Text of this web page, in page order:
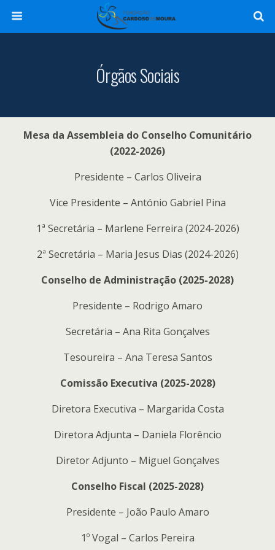
Órgãos Sociais
Mesa da Assembleia do Conselho Comunitário
(2022-2026)
Presidente – Carlos Oliveira
Vice Presidente – António Gabriel Pina
1ª Secretária – Marlene Ferreira (2024-2026)
2ª Secretária – Maria Jesus Dias (2024-2026)
Conselho de Administração (2025-2028)
Presidente – Rodrigo Amaro
Secretária – Ana Rita Gonçalves
Tesoureira – Ana Teresa Santos
Comissão Executiva (2025-2028)
Diretora Executiva – Margarida Costa
Diretora Adjunta – Daniela Florêncio
Diretor Adjunto – Miguel Gonçalves
Conselho Fiscal (2025-2028)
Presidente – João Paulo Amaro
1º Vogal – Carlos Pereira